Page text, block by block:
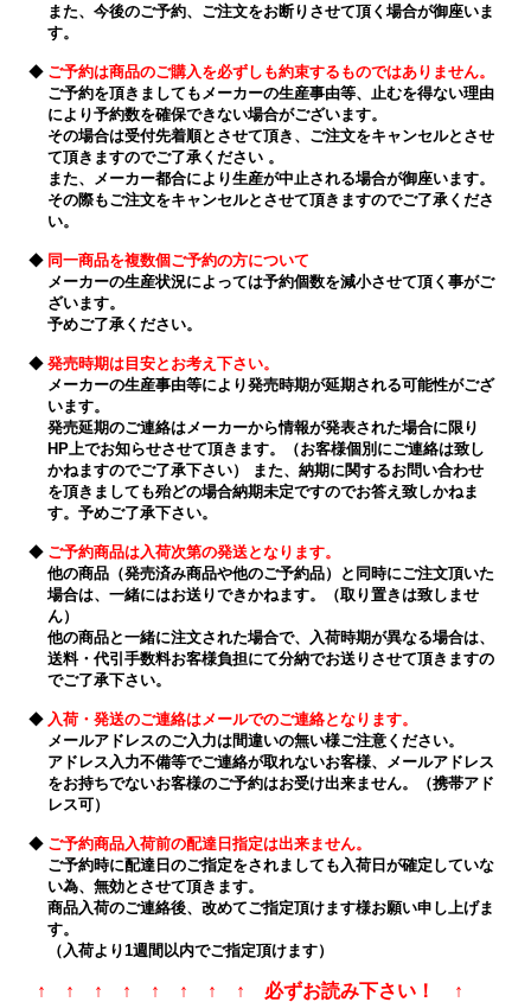
また、今後のご予約、ご注文をお断りさせて頂く場合が御座いま
す。
◆ ご予約は商品のご購入を必ずしも約束するものではありません。
ご予約を頂きましてもメーカーの生産事由等、止むを得ない理由
により予約数を確保できない場合がございます。
その場合は受付先着順とさせて頂き、ご注文をキャンセルとさせ
て頂きますのでご了承ください 。
また、メーカー都合により生産が中止される場合が御座います。
その際もご注文をキャンセルとさせて頂きますのでご了承くださ
い。
◆ 同一商品を複数個ご予約の方について
メーカーの生産状況によっては予約個数を減小させて頂く事がご
ざいます。
予めご了承ください。
◆ 発売時期は目安とお考え下さい。
メーカーの生産事由等により発売時期が延期される可能性がござ
います。
発売延期のご連絡はメーカーから情報が発表された場合に限り
HP上でお知らせさせて頂きます。（お客様個別にご連絡は致し
かねますのでご了承下さい） また、納期に関するお問い合わせ
を頂きましても殆どの場合納期未定ですのでお答え致しかねま
す。予めご了承下さい。
◆ ご予約商品は入荷次第の発送となります。
他の商品（発売済み商品や他のご予約品）と同時にご注文頂いた
場合は、一緒にはお送りできかねます。（取り置きは致しませ
ん）
他の商品と一緒に注文された場合で、入荷時期が異なる場合は、
送料・代引手数料お客様負担にて分納でお送りさせて頂きますの
でご了承下さい。
◆ 入荷・発送のご連絡はメールでのご連絡となります。
メールアドレスのご入力は間違いの無い様ご注意ください。
アドレス入力不備等でご連絡が取れないお客様、メールアドレス
をお持ちでないお客様のご予約はお受け出来ません。（携帯アド
レス可）
◆ ご予約商品入荷前の配達日指定は出来ません。
ご予約時に配達日のご指定をされましても入荷日が確定していな
い為、無効とさせて頂きます。
商品入荷のご連絡後、改めてご指定頂けます様お願い申し上げま
す。
（入荷より1週間以内でご指定頂けます）
↑ ↑ ↑ ↑ ↑ ↑ ↑ ↑ 必ずお読み下さい！ ↑